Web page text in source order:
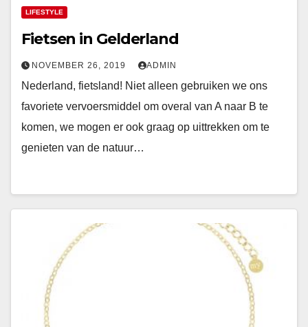
LIFESTYLE
Fietsen in Gelderland
NOVEMBER 26, 2019 ADMIN
Nederland, fietsland! Niet alleen gebruiken we ons
favoriete vervoersmiddel om overal van A naar B te
komen, we mogen er ook graag op uittrekken om te
genieten van de natuur…